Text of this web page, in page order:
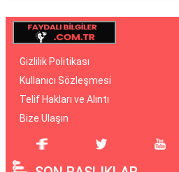
Gizlilik Politikası
Kullanıcı Sözleşmesi
Telif Hakları ve Alıntı
Bize Ulaşın